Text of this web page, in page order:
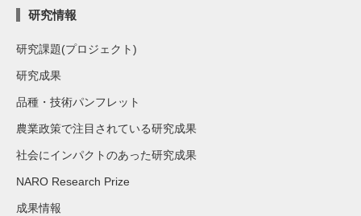
研究情報
研究課題(プロジェクト)
研究成果
品種・技術パンフレット
農業政策で注目されている研究成果
社会にインパクトのあった研究成果
NARO Research Prize
成果情報